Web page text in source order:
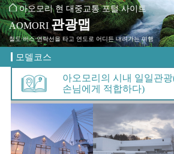
아오모리 현 대중교통 포털 사이트
AOMORI 관광맵
철도·버스·연락선을 타고 연도로 어디든 내려가는 여행
모델코스
아오모리의 시내 일일관광
손님에게 적합하다)